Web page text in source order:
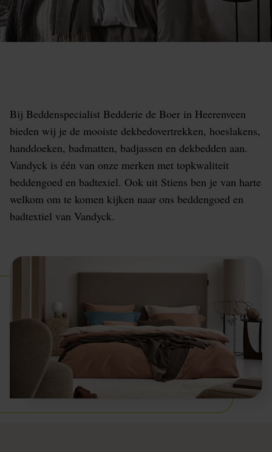
Bij Beddenspecialist Bedderie de Boer in Heerenveen
bieden wij je de mooiste dekbedovertrekken, hoeslakens,
handdoeken, badmatten, badjassen en dekbedden aan.
Vandyck is één van onze merken met topkwaliteit
beddengoed en badtexiel. Ook uit Stiens ben je van harte
welkom om te komen kijken naar ons beddengoed en
badtextiel van Vandyck.